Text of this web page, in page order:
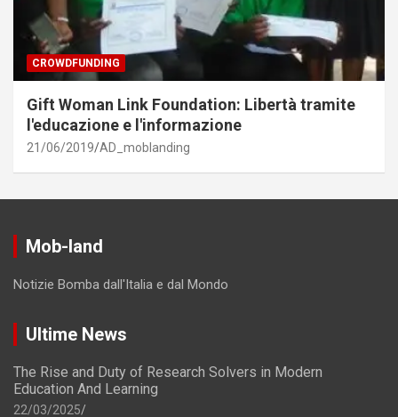
CROWDFUNDING
Gift Woman Link Foundation: Libertà tramite
l'educazione e l'informazione
21/06/2019 AD_moblanding
Mob-land
Notizie Bomba dall'Italia e dal Mondo
Ultime News
The Rise and Duty of Research Solvers in Modern
Education And Learning
22/03/2025